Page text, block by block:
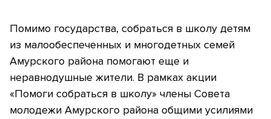
Помимо государства, собраться в школу детям
из малообеспеченных и многодетных семей
Амурского района помогают еще и
неравнодушные жители. В рамках акции
«Помоги собраться в школу» члены Совета
молодежи Амурского района общими усилиями